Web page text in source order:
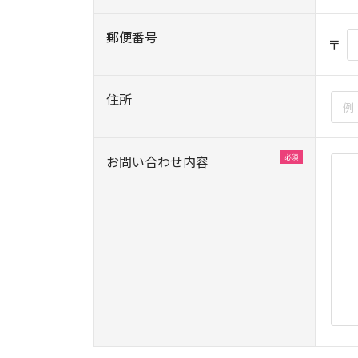
郵便番号 〒
住所
お問い合わせ内容